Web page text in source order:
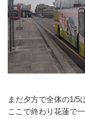
まだ夕方で全体の1/5
ここで終わり花蓮で一